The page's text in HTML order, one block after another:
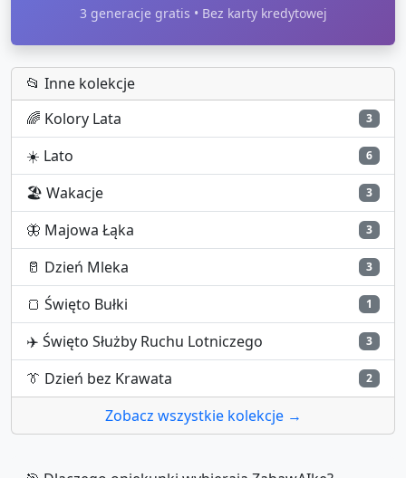
3 generacje gratis • Bez karty kredytowej
📂 Inne kolekcje
🌈 Kolory Lata 3
☀️ Lato 6
🏖️ Wakacje 3
🦋 Majowa Łąka 3
🥛 Dzień Mleka 3
🍞 Święto Bułki 1
✈️ Święto Służby Ruchu Lotniczego 3
👔 Dzień bez Krawata 2
Zobacz wszystkie kolekcje →